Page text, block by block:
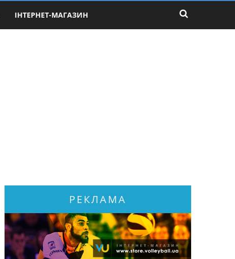
ІНТЕРНЕТ-МАГАЗИН
РЕКЛАМА